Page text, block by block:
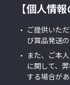
【個人情
ご提供いた
び賞品発送
また、ご本
に関して、
する場合があ